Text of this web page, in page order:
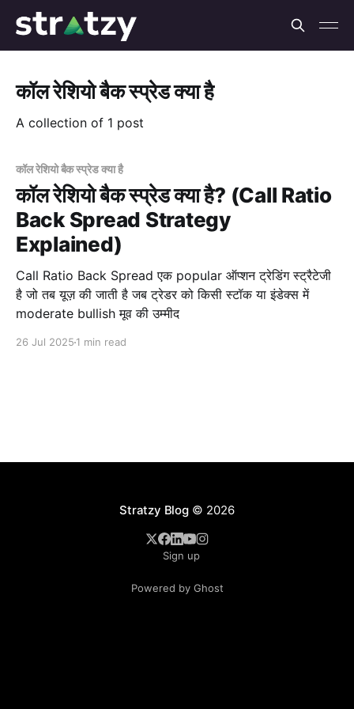
कॉल रेशियो बैक स्प्रेड क्या है
A collection of 1 post
कॉल रेशियो बैक स्प्रेड क्या है
कॉल रेशियो बैक स्प्रेड क्या है? (Call Ratio
Back Spread Strategy
Explained)
Call Ratio Back Spread एक popular ऑप्शन ट्रेडिंग स्ट्रैटेजी
है जो तब यूज़ की जाती है जब ट्रेडर को किसी स्टॉक या इंडेक्स में
moderate bullish मूव की उम्मीद
26 Jul 2025 1 min read
Stratzy Blog© 2026
Sign up
Powered by Ghost